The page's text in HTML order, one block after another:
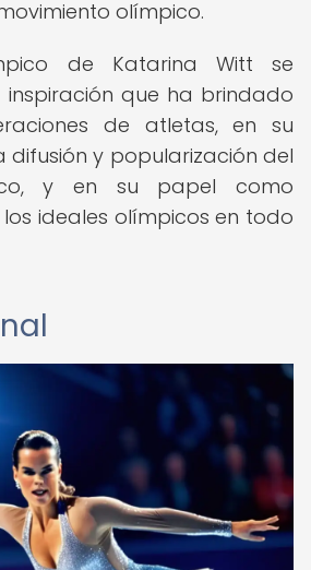
olímpico.
de Katarina Witt se
inspiración que ha brindado
de atletas, en su
difusión y popularización del
y en su papel como
ideales olímpicos en todo